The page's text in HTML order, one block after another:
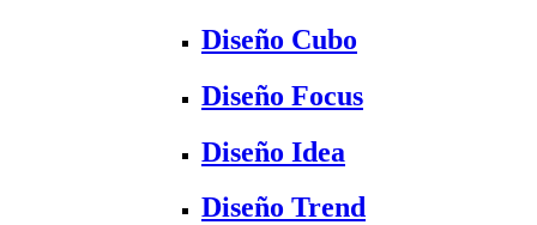
Diseño Cubo
Diseño Focus
Diseño Idea
Diseño Trend